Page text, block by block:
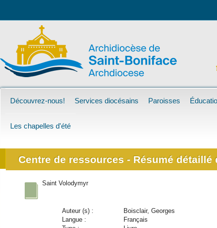
Découvrez-nous! Services diocésains Paroisses
Les chapelles d'été
Centre de ressources - Résumé détaillé
Saint Volodymyr
Auteur (s) :
Boisclair, Georges
Langue :
Français